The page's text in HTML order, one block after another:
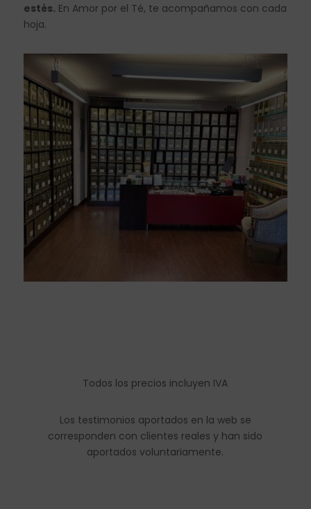
estés. En Amor por el Té, te acompañamos con cada
hoja.
Todos los precios incluyen IVA
Los testimonios aportados en la web se
corresponden con clientes reales y han sido
aportados voluntariamente.